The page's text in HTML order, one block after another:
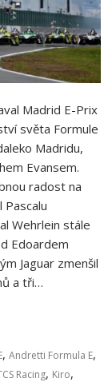
Madrid E-Prix
světa Formule
Madridu,
Evansem.
radost na
Wehrlein stále
Edoardem
Jaguar zmenšil
a tři…
,Andretti Formula E,
Racing, Kiro,